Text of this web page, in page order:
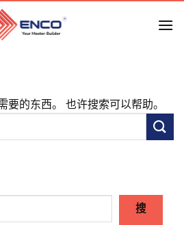
要的东西。 也许搜索可以帮助。
搜